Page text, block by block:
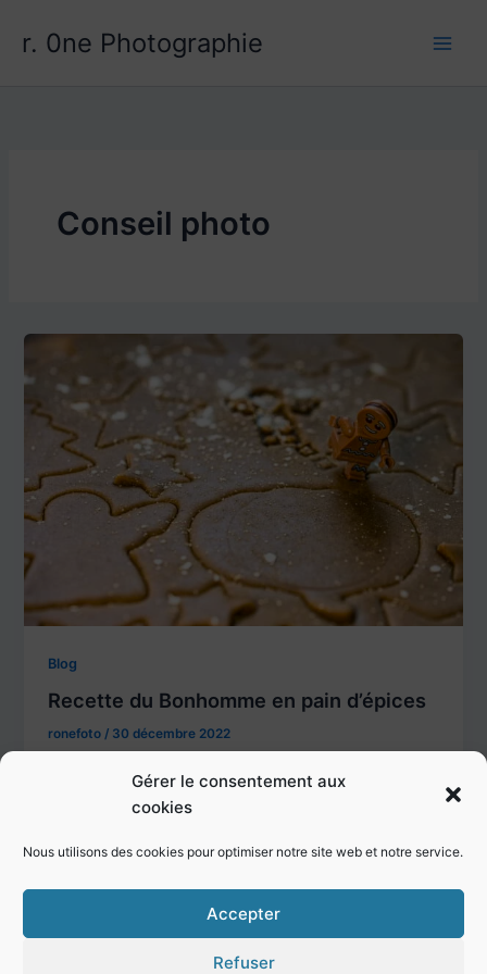
Gérer le consentement aux
cookies
Nous utilisons des cookies pour optimiser notre site web et notre service.
Accepter
Refuser
r. 0ne Photographie
Conseil photo
Blog
Recette du Bonhomme en pain d’épices
ronefoto/ 30 décembre 2022
Retrouvez la recette du Bonhomme en pain d’épices
qui a fini par être transformée en photo de